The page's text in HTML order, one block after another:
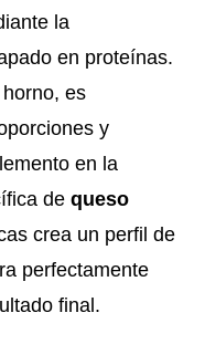
la
en proteínas.
es
y
en la
de queso
crea un perfil de
perfectamente
final.